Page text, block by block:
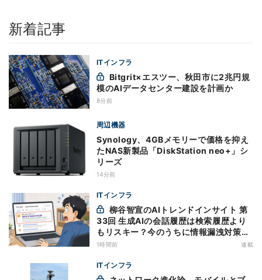
新着記事
ITインフラ
模のAIデータセンター建設を計画か
8分前
周辺機器
Synology、4GBメモリーで価格を抑え
たNAS新製品「DiskStation neo+」シ
リーズ
14分前
ITインフラ
33回 生成AIの会話履歴は検索履歴より
もリスキー？今のうちに情報漏洩対策を
万全にしておこう
1時間前 連載
ITインフラ